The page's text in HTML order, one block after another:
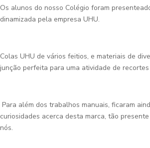
Os alunos do nosso Colégio foram
dinamizada pela empresa UHU.
Colas UHU de vários feitios, e materiais de
junção perfeita para uma atividade de
Para além dos trabalhos manuais, ficaram
curiosidades acerca desta marca, tão
nós.